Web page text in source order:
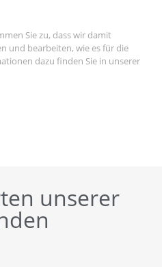
Sie zu, dass wir damit
und bearbeiten, wie es für die
dazu finden Sie in unserer
unserer